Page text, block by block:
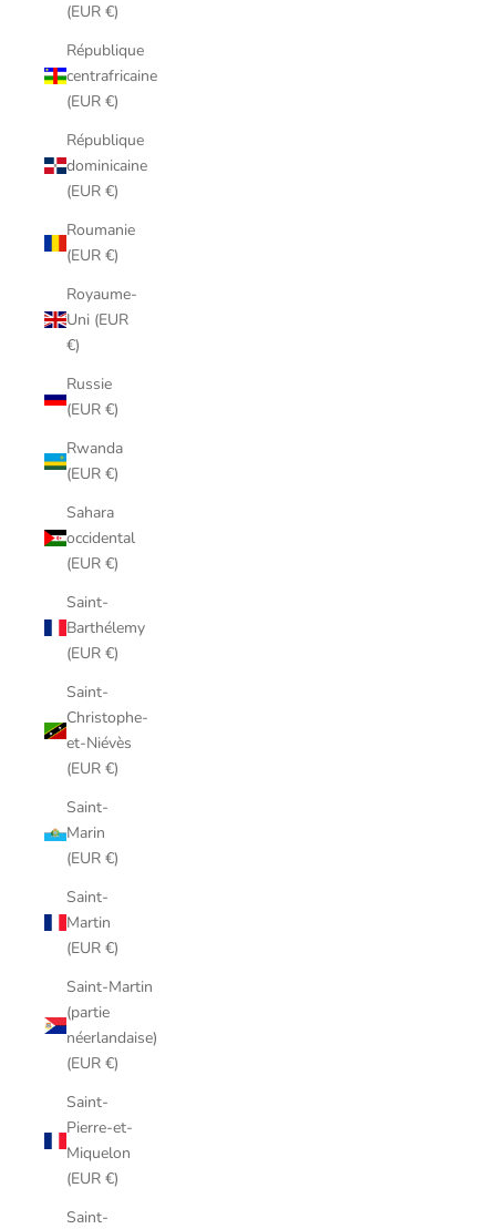
(EUR €)
République
centrafricaine
(EUR €)
République
dominicaine
(EUR €)
Roumanie
(EUR €)
Royaume-
Uni (EUR
€)
Russie
(EUR €)
Rwanda
(EUR €)
Sahara
occidental
(EUR €)
Saint-
Barthélemy
(EUR €)
Saint-
Christophe-
et-Niévès
(EUR €)
Saint-
Marin
(EUR €)
Saint-
Martin
(EUR €)
Saint-Martin
(partie
néerlandaise)
(EUR €)
Saint-
Pierre-et-
Miquelon
(EUR €)
Saint-